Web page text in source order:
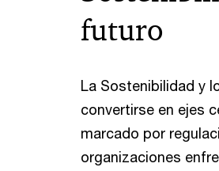
futuro
La Sostenibilidad y
convertirse en ejes
marcado por
organizaciones